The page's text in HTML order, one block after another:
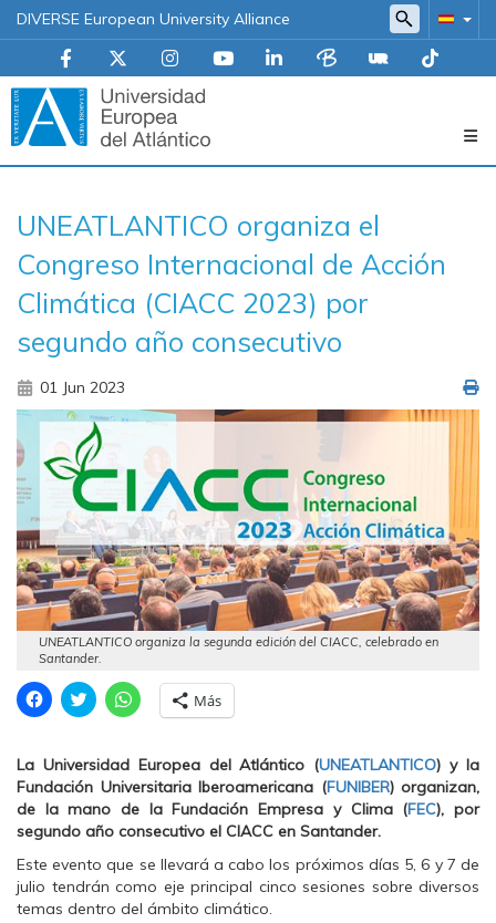
DIVERSE European University Alliance
principal
UNEATLANTICO organiza el
Congreso Internacional de Acción
Climática (CIACC 2023) por
segundo año consecutivo
01 Jun 2023
UNEATLANTICO organiza la segunda edición del CIACC, celebrado en
Santander.
H
a
l
i
c
p
a
r
a
o
m
a
H
a
i
c
p
a
r
a
o
m
p
a
H
a
c
p
a
r
a
o
m
p
a
Más
La Universidad Europea del Atlántico (UNEATLANTICO) y la
Fundación Universitaria Iberoamericana (FUNIBER) organizan,
de la mano de la Fundación Empresa y Clima (FEC), por
segundo año consecutivo el CIACC en Santander.
Este evento que se llevará a cabo los próximos días 5, 6 y 7 de
julio tendrán como eje principal cinco sesiones sobre diversos
temas dentro del ámbito climático.